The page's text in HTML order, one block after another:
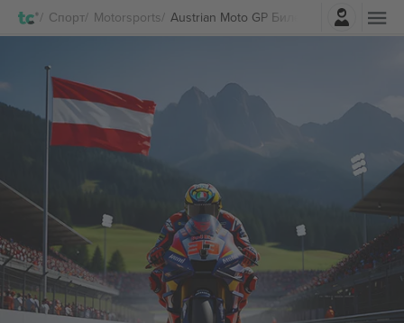
Спорт Motorsports Austrian Moto GP Билети
Најави се